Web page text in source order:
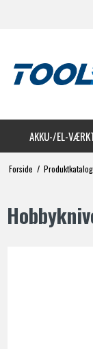
AKKU-/EL-
Forside / Produktkatalog